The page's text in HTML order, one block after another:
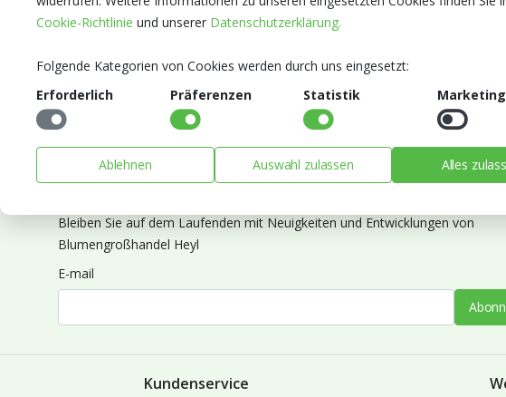
Abonnieren Sie unseren Newsletter
Bleiben Sie auf dem Laufenden mit Neuigkeiten und Entwicklungen von
Blumengroßhandel Heyl
E-mail
Kundenservice
Cookie-Richtlinie und unserer Datenschutzerklärung.
Folgende Kategorien von Cookies werden durch uns eingesetzt:
Erforderlich
Präferenzen Statistik Marketing
Ablehnen Auswahl zulassen Alles